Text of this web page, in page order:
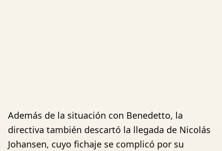
Además de la situación con Benedetto, la
directiva también descartó la llegada de Nicolás
Johansen, cuyo fichaje se complicó por su